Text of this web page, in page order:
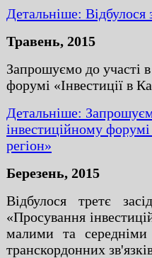
Детальніше: Відбулося
Травень, 2015
Запрошуємо до участі
форумі «Інвестиції в
Детальніше:
інвестиційному
регіон»
Березень, 2015
Відбулося третє
«Просування
малими та середніми
транскордонних